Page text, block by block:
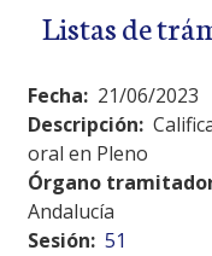
Listas de
Fecha: 21/06/2023
Descripción:
oral en Pleno
Órgano
Andalucía
Sesión: 51